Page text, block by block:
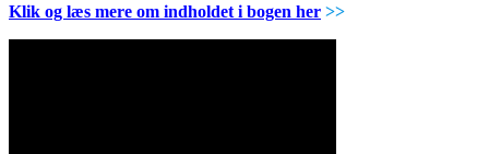
Klik og læs mere om indholdet i bogen her >>